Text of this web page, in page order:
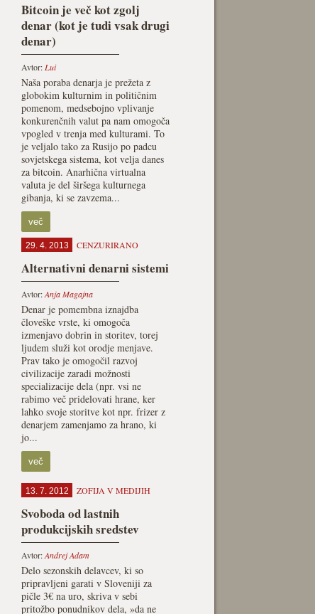
Bitcoin je več kot zgolj
denar (kot je tudi vsak drugi
denar)
Avtor: Lui
Naša poraba denarja je prežeta z
globokim kulturnim in političnim
pomenom, medsebojno vplivanje
konkurenčnih valut pa nam omogoča
vpogled v trenja med kulturami. To
je veljalo tako za Rusijo po padcu
sovjetskega sistema, kot velja danes
za bitcoin. Anarhična virtualna
valuta je del širšega kulturnega
gibanja, ki se zavzema...
več
29. 4. 2013 CENZURIRANO
Alternativni denarni sistemi
Avtor:Anja Magajna
Denar je pomembna iznajdba
človeške vrste, ki omogoča
izmenjavo dobrin in storitev, torej
ljudem služi kot orodje menjave.
Prav tako je omogočil razvoj
civilizacije zaradi možnosti
specializacije dela (npr. vsi ne
rabimo več pridelovati hrane, ker
lahko svoje storitve kot npr. frizer z
denarjem zamenjamo za hrano, ki
jo...
več
13. 7. 2012 ZOFIJA V MEDIJIH
Svoboda od lastnih
produkcijskih sredstev
Avtor:Andrej Adam
Delo sezonskih delavcev, ki so
pripravljeni garati v Sloveniji za
pičle 3€ na uro, skriva v sebi
pritožbo ponudnikov dela, »da ne